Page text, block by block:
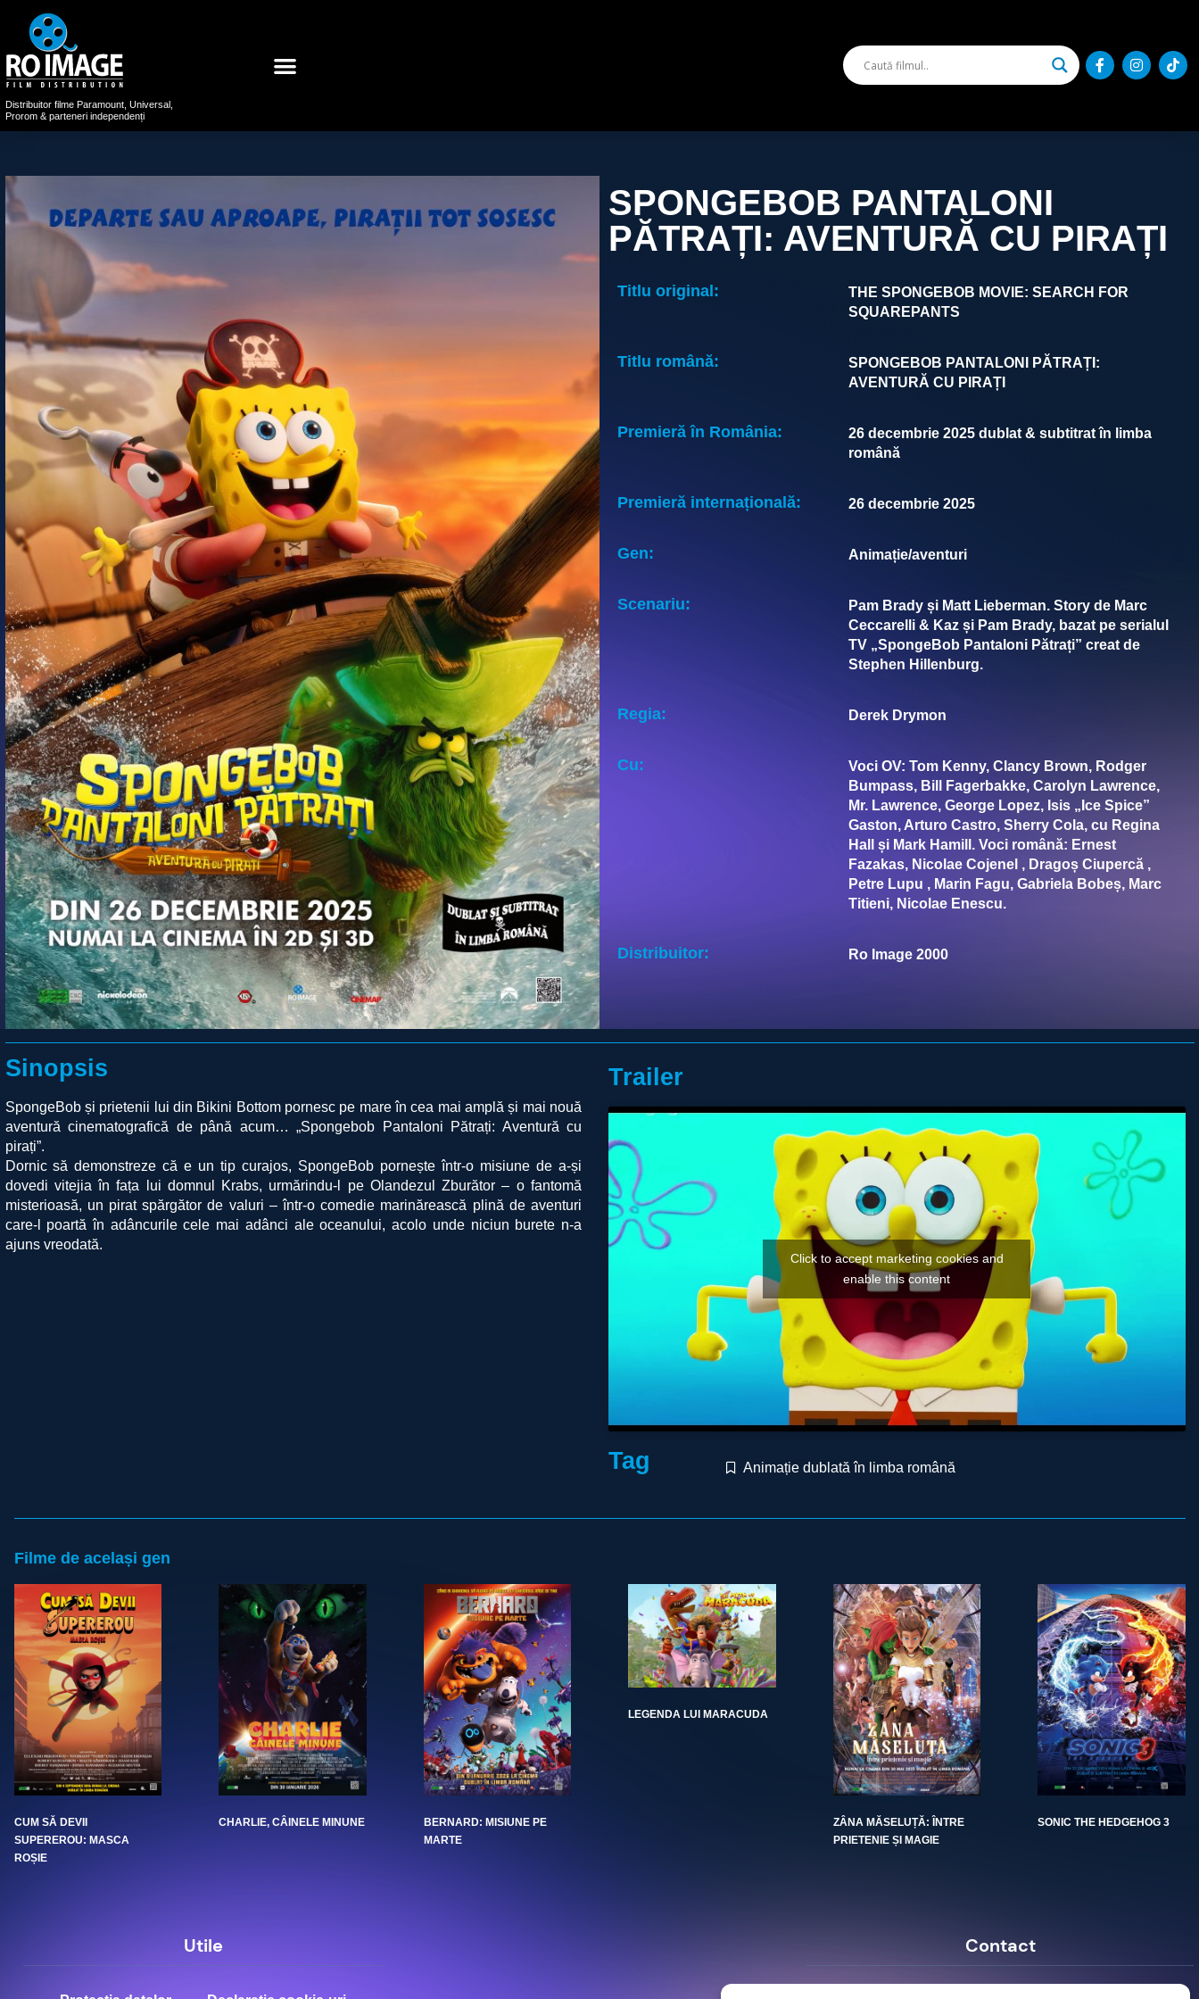
Distribuitor filme Paramount, Universal,
Prorom & parteneri independenți
SPONGEBOB PANTALONI
PĂTRAȚI: AVENTURĂ CU PIRAȚI
Titlu original:
THE SPONGEBOB MOVIE: SEARCH FOR
SQUAREPANTS
Titlu română:
SPONGEBOB PANTALONI PĂTRAȚI:
AVENTURĂ CU PIRAȚI
Premieră în România:
26 decembrie 2025 dublat & subtitrat în limba
română
Premieră internațională: 26 decembrie 2025
Gen: Animație/aventuri
Scenariu:
Pam Brady și Matt Lieberman. Story de Marc
Ceccarelli & Kaz și Pam Brady, bazat pe serialul
TV „SpongeBob Pantaloni Pătrați” creat de
Stephen Hillenburg.
Regia: Derek Drymon
Cu:
Voci OV: Tom Kenny, Clancy Brown, Rodger
Bumpass, Bill Fagerbakke, Carolyn Lawrence,
Mr. Lawrence, George Lopez, Isis „Ice Spice”
Gaston, Arturo Castro, Sherry Cola, cu Regina
Hall și Mark Hamill. Voci română: Ernest
Fazakas, Nicolae Cojenel , Dragoș Ciupercă ,
Petre Lupu , Marin Fagu, Gabriela Bobeș, Marc
Titieni, Nicolae Enescu.
Distribuitor: Ro Image 2000
Sinopsis
SpongeBob și prietenii lui din Bikini Bottom pornesc pe mare în cea mai amplă și mai nouă
aventură cinematografică de până acum… „Spongebob Pantaloni Pătrați: Aventură cu
pirați”.
Dornic să demonstreze că e un tip curajos, SpongeBob pornește într-o misiune de a-și
dovedi vitejia în fața lui domnul Krabs, urmărindu-l pe Olandezul Zburător – o fantomă
misterioasă, un pirat spărgător de valuri – într-o comedie marinărească plină de aventuri
care-l poartă în adâncurile cele mai adânci ale oceanului, acolo unde niciun burete n-a
ajuns vreodată.
Trailer
Click to accept marketing cookies and
enable this content
Tag Animație dublată în limba română
Filme de același gen
CUM SĂ DEVII
SUPEREROU: MASCA
ROȘIE
CHARLIE, CÂINELE MINUNE
BERNARD: MISIUNE PE
MARTE
LEGENDA LUI MARACUDA
ZÂNA MĂSELUȚĂ: ÎNTRE
PRIETENIE ȘI MAGIE
SONIC THE HEDGEHOG 3
Utile Contact